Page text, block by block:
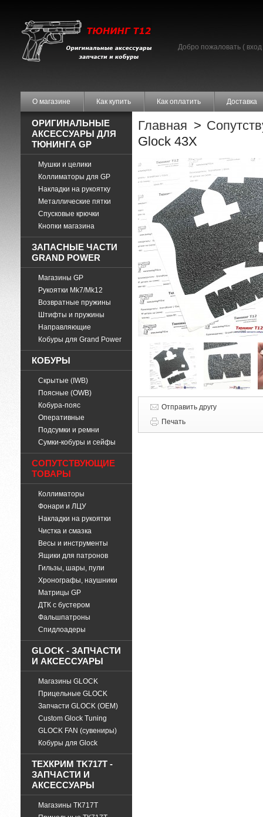
О магазине Как купить Как оплатить Доставка
Добро пожаловать ( вход
ОРИГИНАЛЬНЫЕ
АКСЕССУАРЫ ДЛЯ
ТЮНИНГА GP
Мушки и целики
Коллиматоры для GP
Накладки на рукоятку
Металлические пятки
Спусковые крючки
Кнопки магазина
ЗАПАСНЫЕ ЧАСТИ
GRAND POWER
Магазины GP
Рукоятки Mk7/Mk12
Возвратные пружины
Штифты и пружины
Направляющие
Кобуры для Grand Power
КОБУРЫ
Скрытые (IWB)
Поясные (OWB)
Кобура-пояс
Оперативные
Подсумки и ремни
Cумки-кобуры и сейфы
СОПУТСТВУЮЩИЕ
ТОВАРЫ
Коллиматоры
Фонари и ЛЦУ
Накладки на рукоятки
Чистка и смазка
Весы и инструменты
Ящики для патронов
Гильзы, шары, пули
Хронографы, наушники
Матрицы GP
ДТК с бустером
Фальшпатроны
Спидлоадеры
GLOCK - ЗАПЧАСТИ
И АКСЕССУАРЫ
Магазины GLOCK
Прицельные GLOCK
Запчасти GLOCK (OEM)
Custom Glock Tuning
GLOCK FAN (сувениры)
Кобуры для Glock
ТЕХКРИМ TK717T -
ЗАПЧАСТИ И
АКСЕССУАРЫ
Магазины ТК717Т
Главная >
Glock 43X
Отправить другу
Печать